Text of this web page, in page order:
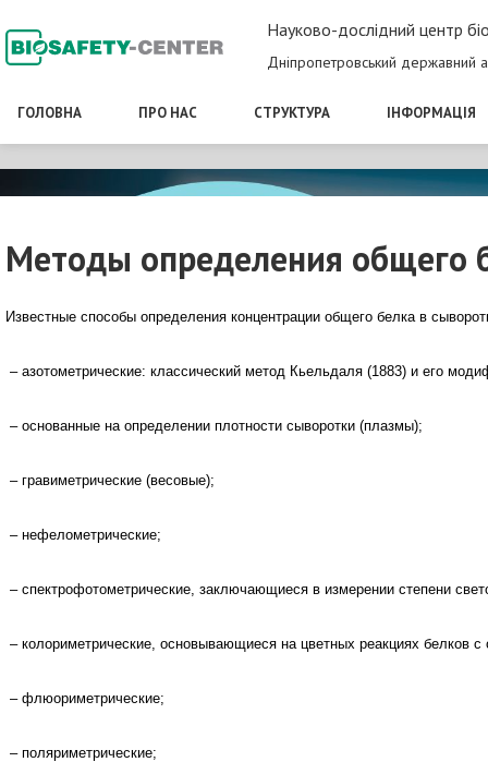
Науково-дослідний центр
Дніпропетровський державний
ГОЛОВНА ПРО НАС СТРУКТУРА ІНФОРМАЦІЯ
Методы определения общего
Известные способы определения концентрации общего белка в
– азотометрические: классический метод Кьельдаля (1883) и его
– основанные на определении плотности сыворотки (плазмы);
– гравиметрические (весовые);
– нефелометрические;
– спектрофотометрические, заключающиеся в измерении сте­пени
– колориметрические, основывающиеся на цветных реакциях белков
– флюориметрические;
– поляриметрические;